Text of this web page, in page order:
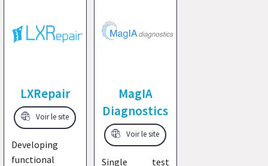
LXRepair
Voir le site
Developing
functional
MagIA
Diagnostics
Voir le site
Single test